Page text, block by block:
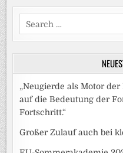
Search
for:
„Neugierde als Motor
auf die Bedeutung der
Fortschritt.“
Großer Zulauf auch bei